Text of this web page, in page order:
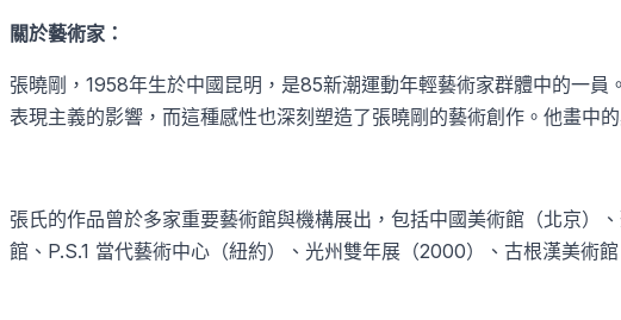
關於藝術家：
張曉剛， 1958年生於中國昆明，是85新潮運動年輕藝術家群體中的一員
表現主義的影響，而這種感性也深刻塑造了張曉剛的藝術創作。他畫中
張氏的作品曾於多家重要藝術館與機構展出，包括中國美術館（北京）
館、 P.S.1 當代藝術中心（紐約）、光州雙年展（2000）、古根漢美術